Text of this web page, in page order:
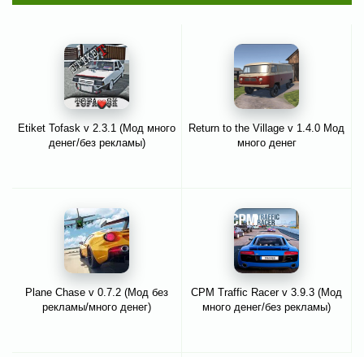
Etiket Tofask v 2.3.1 (Мод много
денег/без рекламы)
Return to the Village v 1.4.0 Мод
много денег
Plane Chase v 0.7.2 (Мод без
рекламы/много денег)
CPM Traffic Racer v 3.9.3 (Мод
много денег/без рекламы)